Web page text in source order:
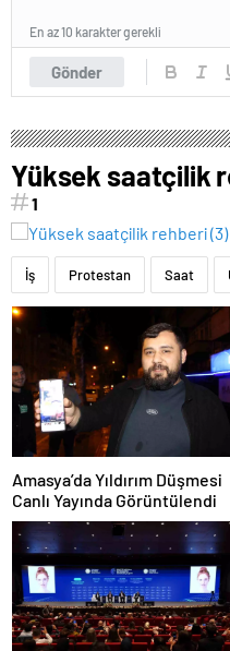
Gönder
En az 10 karakter gerekli
Yüksek saatçilik
1
İş Protestan Saat
Amasya’da Yıldırım Düşmesi
Canlı Yayında Görüntülendi